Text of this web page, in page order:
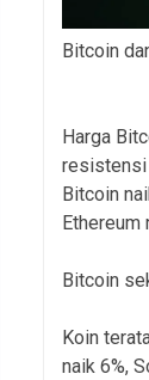
Bitcoin
Harga
resistensi
Bitcoin
Ethereum
Bitcoin
Koin
naik 6%,